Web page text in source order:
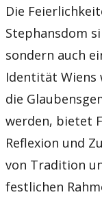
Die
Stephansdom
sondern auch
Identität Wiens
die
werden, bietet
Reflexion und
von Tradition
festlichen